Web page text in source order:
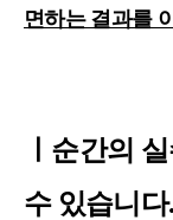
면하는 결과를
ㅣ순간의
수 있습니다.